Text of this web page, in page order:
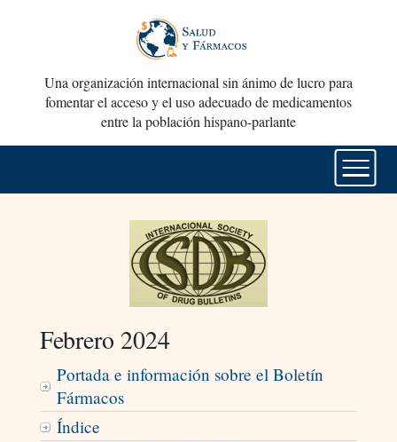
Una organización internacional sin ánimo de lucro para
fomentar el acceso y el uso adecuado de medicamentos
entre la población hispano-parlante
Febrero 2024
Portada e información sobre el Boletín
Fármacos
Índice